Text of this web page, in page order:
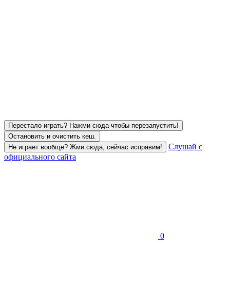
Перестало играть? Нажми сюда чтобы перезапустить!
Остановить и очистить кеш.
Не играет вообще? Жми сюда, сейчас исправим!
Слушай с
официального сайта
0